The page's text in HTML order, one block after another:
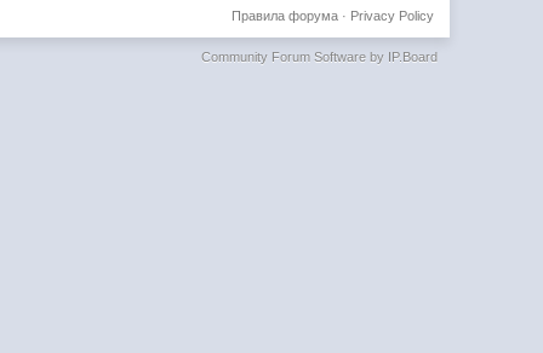
Privacy Policy
Правила форума·
Community Forum Software by IP.Board